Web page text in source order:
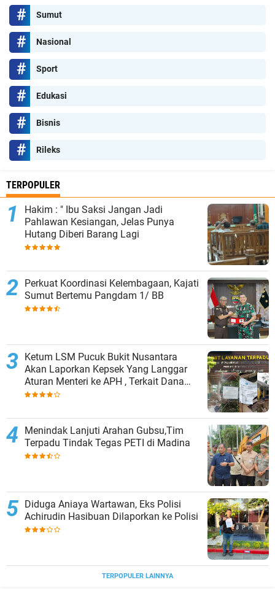
Sumut
Nasional
Sport
Edukasi
Bisnis
Rileks
TERPOPULER
Hakim : " Ibu Saksi Jangan Jadi
Pahlawan Kesiangan, Jelas Punya
Hutang Diberi Barang Lagi
Perkuat Koordinasi Kelembagaan, Kajati
Sumut Bertemu Pangdam 1/ BB
Ketum LSM Pucuk Bukit Nusantara
Akan Laporkan Kepsek Yang Langgar
Aturan Menteri ke APH , Terkait Dana
Revitalisasi Sekolah
Menindak Lanjuti Arahan Gubsu,Tim
Terpadu Tindak Tegas PETI di Madina
Diduga Aniaya Wartawan, Eks Polisi
Achirudin Hasibuan Dilaporkan ke Polisi
TERPOPULER LAINNYA